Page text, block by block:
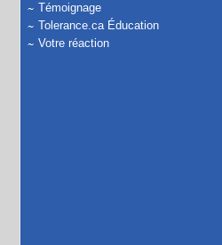
Témoignage
Tolerance.ca Éducation
Votre réaction